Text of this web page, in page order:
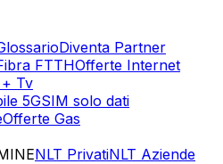
Diventa Partner
FTTHOfferte Internet
Tv
5GSIM solo dati
Offerte Gas
NLT PrivatiNLT Aziende